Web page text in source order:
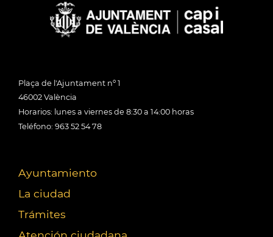
Plaça de l'Ajuntament nº 1
46002 València
Horarios: lunes a viernes de 8:30 a 14:00 horas
Teléfono: 963 52 54 78
Ayuntamiento
La ciudad
Trámites